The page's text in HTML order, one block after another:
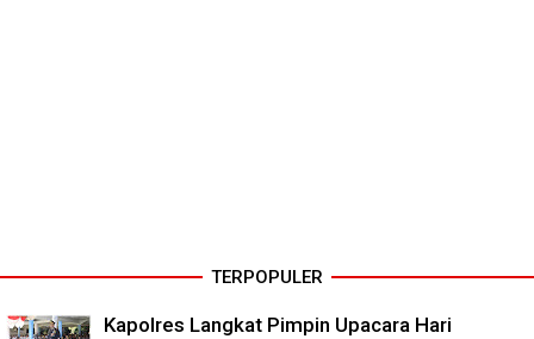
TERPOPULER
Kapolres Langkat Pimpin Upacara Hari